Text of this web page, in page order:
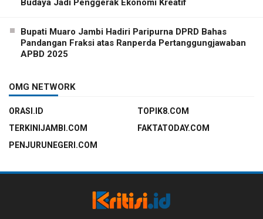
Budaya Jadi Penggerak Ekonomi Kreatif
Bupati Muaro Jambi Hadiri Paripurna DPRD Bahas
Pandangan Fraksi atas Ranperda Pertanggungjawaban
APBD 2025
OMG NETWORK
ORASI.ID
TOPIK8.COM
TERKINIJAMBI.COM
FAKTATODAY.COM
PENJURUNEGERI.COM